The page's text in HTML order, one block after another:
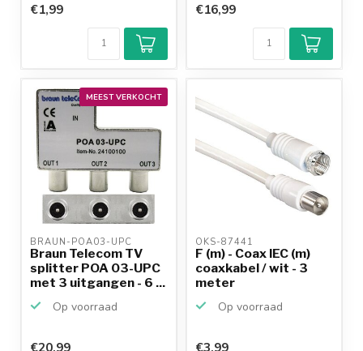
€1,99
Klantenbeoordeling
9,2/10
Achteraf
betalen mogelijk
€16,99
MEEST VERKOCHT
BRAUN-POA03-UPC
Braun Telecom TV
splitter POA 03-UPC
met 3 uitgangen - 6 ...
Op voorraad
€20,99
OKS-87441
F (m) - Coax IEC (m)
coaxkabel / wit - 3
meter
Op voorraad
€3,99